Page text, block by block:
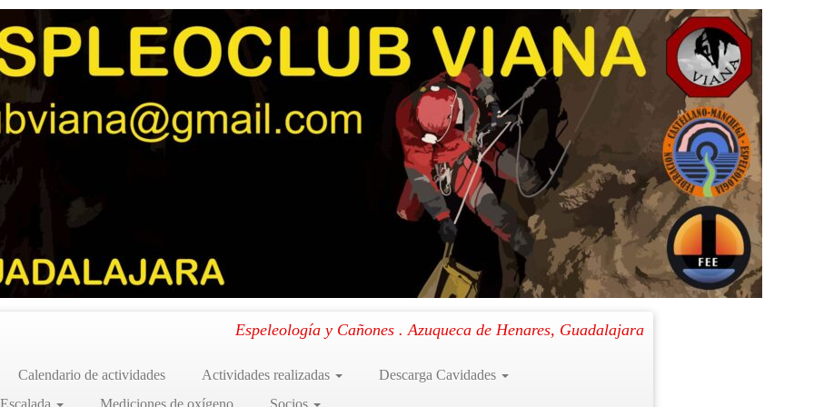
Espeleología y Cañones . Azuqueca de Henares, Guadalajara
Calendario de actividades Actividades realizadas
Descarga Cavidades
Mediciones de oxígeno Socios
DIGITAL CAMERA
(17-10-2015)
Siguiente →